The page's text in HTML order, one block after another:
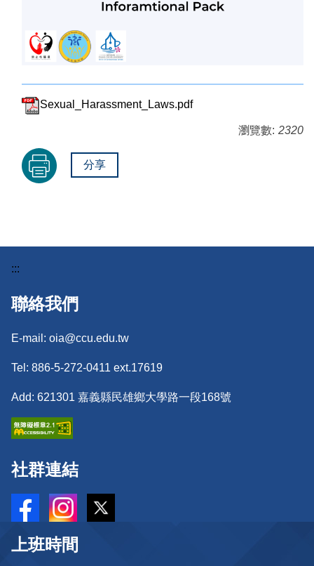
Sexual_Harassment_Laws.pdf
瀏覽數: 2320
分享
:::
聯絡我們
E-mail: oia@ccu.edu.tw
Tel: 886-5-272-0411 ext.17619
Add: 621301 嘉義縣民雄鄉大學路一段168號
社群連結
上班時間